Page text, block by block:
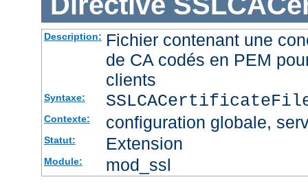
Description: Fichier contenant une
de CA codés en PEM
clients
Syntaxe:
Contexte: configuration globale,
Statut: Extension
Module: mod_ssl